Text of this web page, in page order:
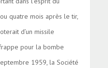
quatre mois après le tir,
d’un missile
pour la bombe
1959, la Société